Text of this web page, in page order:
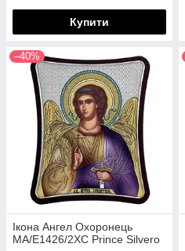
Купити
–40%
Ікона Ангел Охоронець
MA/E1426/2XC Prince Silvero